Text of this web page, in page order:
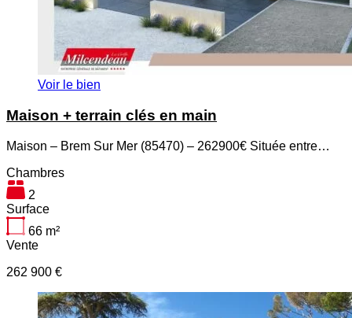
Voir le bien
Maison + terrain clés en main
Maison – Brem Sur Mer (85470) – 262900€ Située entre…
Chambres
2
Surface
66 m²
Vente
262 900 €